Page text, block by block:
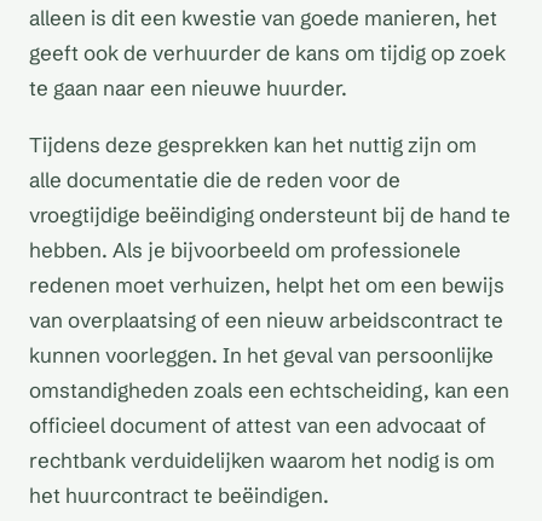
alleen is dit een kwestie van goede manieren, het
geeft ook de verhuurder de kans om tijdig op zoek
te gaan naar een nieuwe huurder.
Tijdens deze gesprekken kan het nuttig zijn om
alle documentatie die de reden voor de
vroegtijdige beëindiging ondersteunt bij de hand te
hebben. Als je bijvoorbeeld om professionele
redenen moet verhuizen, helpt het om een bewijs
van overplaatsing of een nieuw arbeidscontract te
kunnen voorleggen. In het geval van persoonlijke
omstandigheden zoals een echtscheiding, kan een
officieel document of attest van een advocaat of
rechtbank verduidelijken waarom het nodig is om
het huurcontract te beëindigen.